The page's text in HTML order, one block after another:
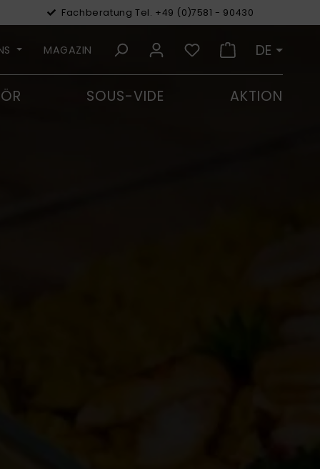
Fachberatung Tel. +49 (0)7581 - 90430
€
MAGAZIN DE
SOUS-VIDE AKTION